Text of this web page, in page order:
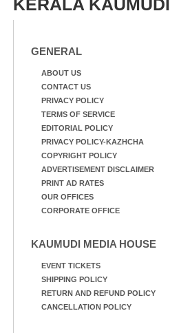
KERALA KAUMUDI
GENERAL
ABOUT US
CONTACT US
PRIVACY POLICY
TERMS OF SERVICE
EDITORIAL POLICY
PRIVACY POLICY-KAZHCHA
COPYRIGHT POLICY
ADVERTISEMENT DISCLAIMER
PRINT AD RATES
OUR OFFICES
CORPORATE OFFICE
KAUMUDI MEDIA HOUSE
EVENT TICKETS
SHIPPING POLICY
RETURN AND REFUND POLICY
CANCELLATION POLICY